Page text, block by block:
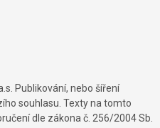
Publikování, nebo šíření
souhlasu. Texty na tomto
dle zákona č. 256/2004 Sb.